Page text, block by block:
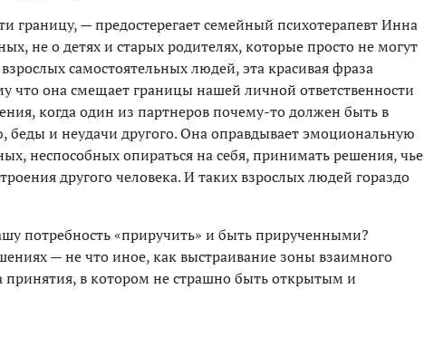
границу, — предостерегает семейный психотерапевт Инна
не о детях и старых родителях, которые просто не могут
самостоятельных людей, эта красивая фраза
что она смещает границы нашей личной ответственности
когда один из партнеров почему-то должен быть в
беды и неудачи другого. Она оправдывает эмоциональную
неспособных опираться на себя, принимать решения, чье
другого человека. И таких взрослых людей гораздо
потребность «приручить» и быть прирученными?
— не что иное, как выстраивание зоны взаимного
принятия, в котором не страшно быть открытым и